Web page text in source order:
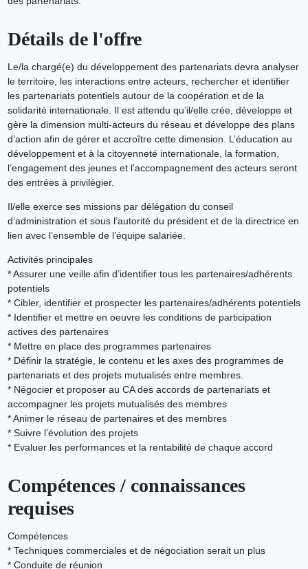
Détails de l'offre
Le/la chargé(e) du développement des partenariats devra analyser
le territoire, les interactions entre acteurs, rechercher et identifier
les partenariats potentiels autour de la coopération et de la
solidarité internationale. Il est attendu qu’il/elle crée, développe et
gère la dimension multi-acteurs du réseau et développe des plans
d’action afin de gérer et accroître cette dimension. L’éducation au
développement et à la citoyenneté internationale, la formation,
l’engagement des jeunes et l’accompagnement des acteurs seront
des entrées à privilégier.
Il/elle exerce ses missions par délégation du conseil
d’administration et sous l’autorité du président et de la directrice en
lien avec l’ensemble de l’équipe salariée.
Activités principales
* Assurer une veille afin d’identifier tous les partenaires/adhérents
potentiels
* Cibler, identifier et prospecter les partenaires/adhérents potentiels
* Identifier et mettre en oeuvre les conditions de participation
actives des partenaires
* Mettre en place des programmes partenaires
* Définir la stratégie, le contenu et les axes des programmes de
partenariats et des projets mutualisés entre membres.
* Négocier et proposer au CA des accords de partenariats et
accompagner les projets mutualisés des membres
* Animer le réseau de partenaires et des membres
* Suivre l’évolution des projets
* Evaluer les performances et la rentabilité de chaque accord
Compétences / connaissances
requises
Compétences
* Techniques commerciales et de négociation serait un plus
* Conduite de réunion